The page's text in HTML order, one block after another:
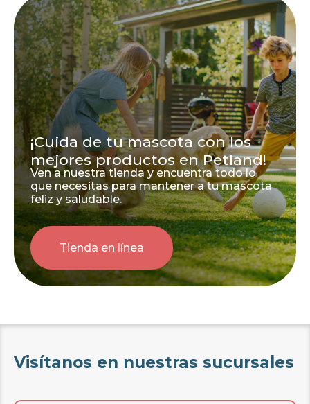
¡Cuida de tu mascota con los
mejores productos en Petland!
Ven a nuestra tienda y encuentra todo lo
que necesitas para mantener a tu mascota
feliz y saludable.
Tienda en línea
Visítanos en nuestras sucursales